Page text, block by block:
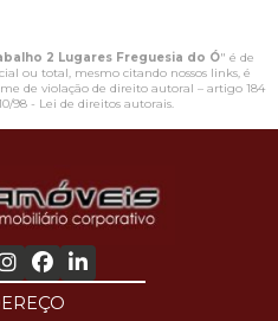
2 Lugares Freguesia do Ó" é de
ou total, mesmo citando nossos links, é
de violação de direito autoral – artigo 184
98 - Lei de direitos autorais.